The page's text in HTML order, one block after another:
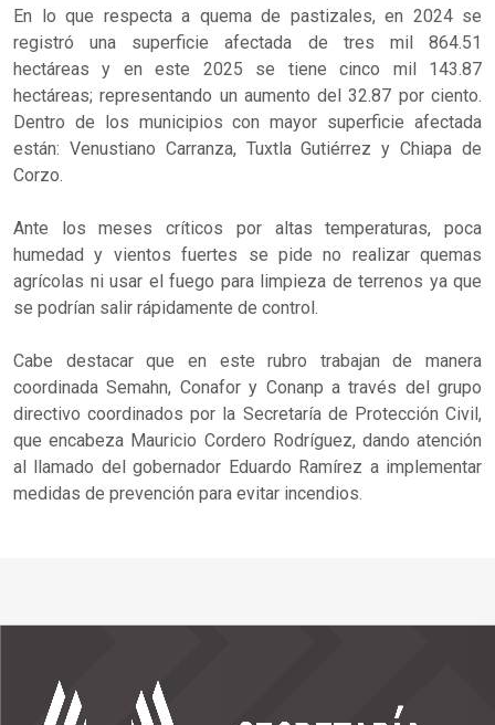
En lo que respecta a quema de pastizales, en 2024 se
registró una superficie afectada de tres mil 864.51
hectáreas y en este 2025 se tiene cinco mil 143.87
hectáreas; representando un aumento del 32.87 por ciento.
Dentro de los municipios con mayor superficie afectada
están: Venustiano Carranza, Tuxtla Gutiérrez y Chiapa de
Corzo.
Ante los meses críticos por altas temperaturas, poca
humedad y vientos fuertes se pide no realizar quemas
agrícolas ni usar el fuego para limpieza de terrenos ya que
se podrían salir rápidamente de control.
Cabe destacar que en este rubro trabajan de manera
coordinada Semahn, Conafor y Conanp a través del grupo
directivo coordinados por la Secretaría de Protección Civil,
que encabeza Mauricio Cordero Rodríguez, dando atención
al llamado del gobernador Eduardo Ramírez a implementar
medidas de prevención para evitar incendios.